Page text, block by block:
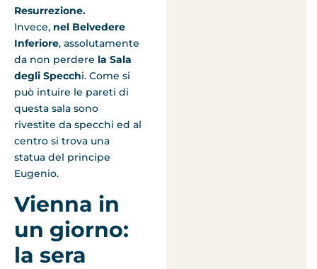
Resurrezione.
Invece, nel Belvedere
Inferiore, assolutamente
da non perdere la Sala
degli Specchi. Come si
può intuire le pareti di
questa sala sono
rivestite da specchi ed al
centro si trova una
statua del principe
Eugenio.
Vienna in
un giorno:
la sera